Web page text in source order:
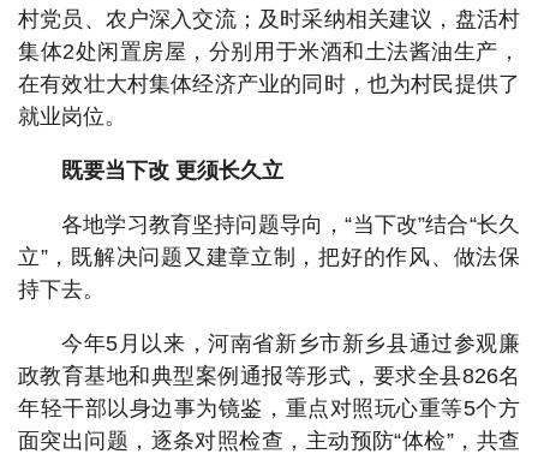
村党员、农户深入交流；及时采纳相关建议，盘活村
集体2处闲置房屋，分别用于米酒和土法酱油生产，
在有效壮大村集体经济产业的同时，也为村民提供了
就业岗位。
既要当下改 更须长久立
各地学习教育坚持问题导向，“当下改”结合“长久
立”，既解决问题又建章立制，把好的作风、做法保
持下去。
今年5月以来，河南省新乡市新乡县通过参观廉
政教育基地和典型案例通报等形式，要求全县826名
年轻干部以身边事为镜鉴，重点对照玩心重等5个方
面突出问题，逐条对照检查，主动预防“体检”，共查